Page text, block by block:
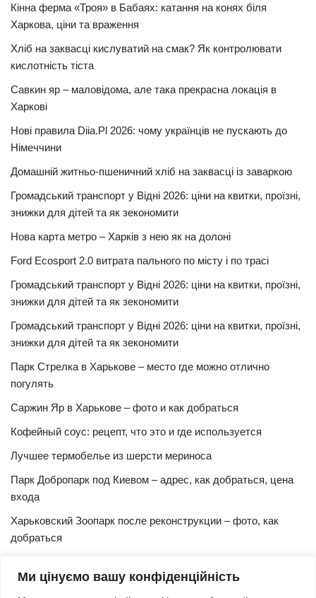
Ми цінуємо вашу конфіденційність
Кінна ферма «Троя» в Бабаях: катання на конях біля
Харкова, ціни та враження
Хліб на заквасці кислуватий на смак? Як контролювати
кислотність тіста
Савкин яр – маловідома, але така прекрасна локація в
Харкові
Нові правила Diia.Pl 2026: чому українців не пускають до
Німеччини
Домашній житньо-пшеничний хліб на заквасці із заваркою
Громадський транспорт у Відні 2026: ціни на квитки, проїзні,
знижки для дітей та як зекономити
Нова карта метро – Харків з нею як на долоні
Ford Ecosport 2.0 витрата пального по місту і по трасі
Громадський транспорт у Відні 2026: ціни на квитки, проїзні,
знижки для дітей та як зекономити
Громадський транспорт у Відні 2026: ціни на квитки, проїзні,
знижки для дітей та як зекономити
Парк Стрелка в Харькове – место где можно отлично
погулять
Саржин Яр в Харькове – фото и как добраться
Кофейный соус: рецепт, что это и где используется
Лучшее термобелье из шерсти мериноса
Парк Добропарк под Киевом – адрес, как добраться, цена
входа
Харьковский Зоопарк после реконструкции – фото, как
добраться
домашних условиях